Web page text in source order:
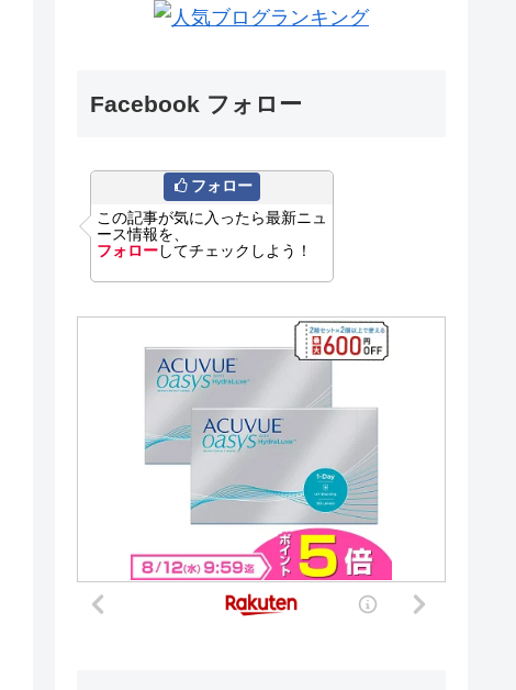
Facebook フォロー
フォロー
この記事が気に入ったら最新ニュ
ース情報を、
フォローしてチェックしよう！